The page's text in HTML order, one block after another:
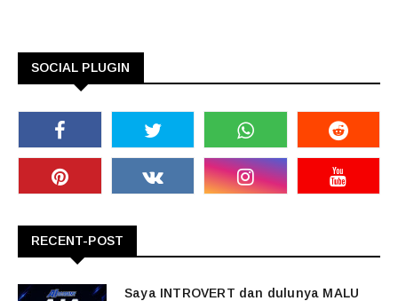
SOCIAL PLUGIN
RECENT-POST
Saya INTROVERT dan dulunya MALU